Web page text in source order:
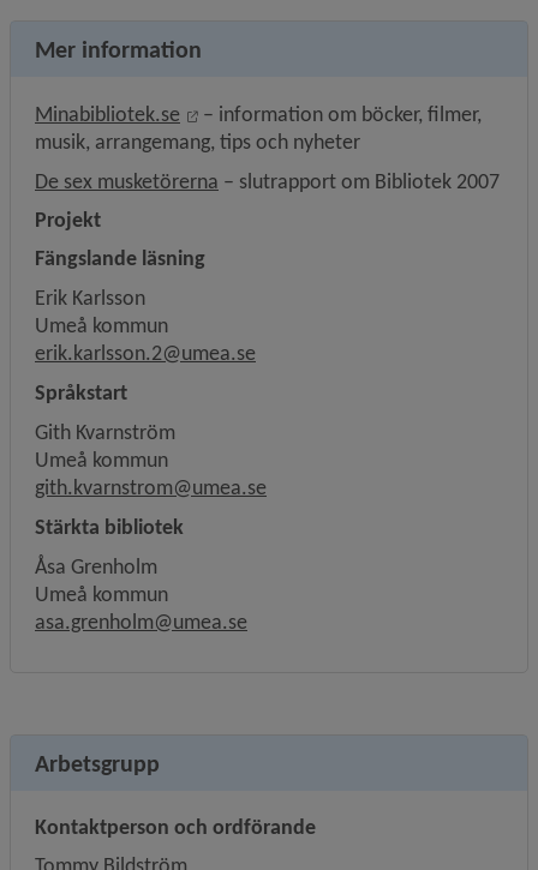
Mer information
Minabibliotek.se Länk till annan webbplats, öppnas i
– information om böcker, filmer,
musik, arrangemang, tips och nyheter
De sex musketörerna , 2.5 MB, öppnas i nytt fönster.
– slutrapport om Bibliotek 2007
Projekt
Fängslande läsning
Erik Karlsson
Umeå kommun
erik.karlsson.2@umea.se
Språkstart
Gith Kvarnström
Umeå kommun
gith.kvarnstrom@umea.se
Stärkta bibliotek
Åsa Grenholm
Umeå kommun
asa.grenholm@umea.se
Arbetsgrupp
Kontaktperson och ordförande